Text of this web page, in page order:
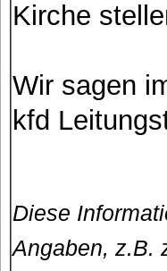
Kirche
Wir sagen
kfd
Diese
Angaben, z.B.